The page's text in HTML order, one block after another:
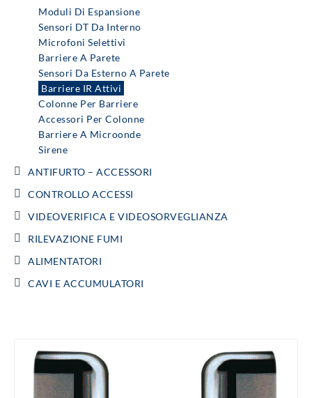
Moduli Di Espansione
Sensori DT Da Interno
Microfoni Selettivi
Barriere A Parete
Sensori Da Esterno A Parete
Barriere IR Attivi
Colonne Per Barriere
Accessori Per Colonne
Barriere A Microonde
Sirene
ANTIFURTO – ACCESSORI
CONTROLLO ACCESSI
VIDEOVERIFICA E VIDEOSORVEGLIANZA
RILEVAZIONE FUMI
ALIMENTATORI
CAVI E ACCUMULATORI